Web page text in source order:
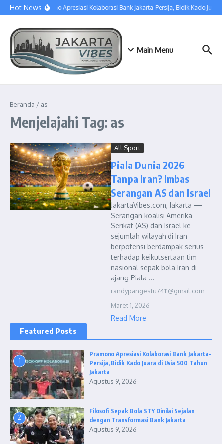
Lewati ke konten
Hot NewsPramono Apresiasi Kolaborasi Bank Jakarta-Persija, Bidik Kado
Main Menu
Beranda / as
Menjelajahi Tag: as
All Sport
Piala Dunia 2026
Tanpa Iran? Imbas
Serangan AS dan Israel
JakartaVibes.com, Jakarta —
Serangan koalisi Amerika
Serikat (AS) dan Israel ke
sejumlah wilayah di Iran
berpotensi berdampak serius
terhadap keikutsertaan tim
nasional sepak bola Iran di
ajang Piala ...
randypangestu7411@gmail.com
Maret 1, 2026
Read More
Featured Posts
1
Pramono Apresiasi Kolaborasi Bank Jakarta-
Persija, Bidik Kado Juara di Usia 500 Tahun
Jakarta
Agustus 9, 2026
2
Filosofi Sepak Bola STY Dinilai Sejalan
dengan Transformasi Bank Jakarta
Agustus 9, 2026